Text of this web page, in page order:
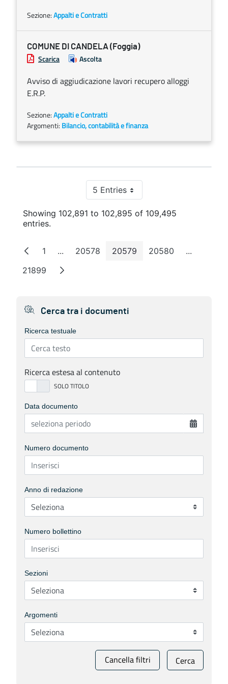
Sezione:Appalti e Contratti
COMUNE DI CANDELA (Foggia)
Scarica Ascolta
Avviso di aggiudicazione lavori recupero alloggi
E.R.P.
Sezione:Appalti e Contratti
Argomenti: Bilancio, contabilità e finanza
5 EntriesPer Page
Showing 102,891 to 102,895 of 109,495
entries.
Page
1 ...Intermediate Pages
Page
20578 Page
20579 Page
20580 ...
Page
21899
Cerca tra i documenti
Ricerca testuale
Ricerca estesa al contenuto
Data documento
Numero documento
Anno di redazione
Numero bollettino
Sezioni
Argomenti
Cancella filtri Cerca